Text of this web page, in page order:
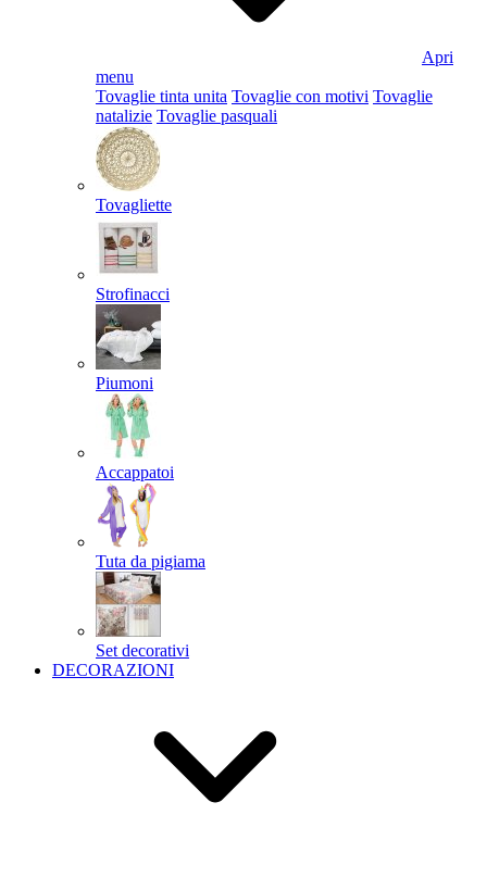
Apri
menu
Tovaglie tinta unita Tovaglie con motivi Tovaglie
natalizie Tovaglie pasquali
Tovagliette
Strofinacci
Piumoni
Accappatoi
Tuta da pigiama
Set decorativi
DECORAZIONI